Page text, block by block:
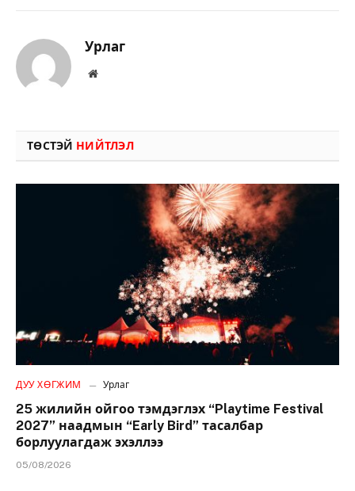
Урлаг
Вэбсайт
ТӨСТЭЙ НИЙТЛЭЛ
ДУУ ХӨГЖИМ Урлаг
25 жилийн ойгоо тэмдэглэх “Playtime Festival
2027” наадмын “Early Bird” тасалбар
борлуулагдаж эхэллээ
05/08/2026